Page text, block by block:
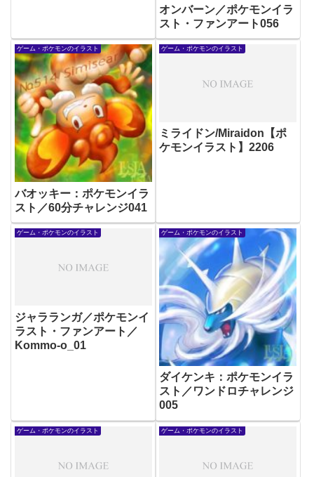
オンバーン／ポケモンイラ
スト・ファンアート056
ゲーム・ポケモンのイラスト
バオッキー：ポケモンイラ
スト／60分チャレンジ041
ゲーム・ポケモンのイラスト
ミライドン/Miraidon【ポ
ケモンイラスト】2206
ゲーム・ポケモンのイラスト
ジャラランガ／ポケモンイ
ラスト・ファンアート／
Kommo-o_01
ゲーム・ポケモンのイラスト
ダイケンキ：ポケモンイラ
スト／ワンドロチャレンジ
005
ゲーム・ポケモンのイラスト ゲーム・ポケモンのイラスト